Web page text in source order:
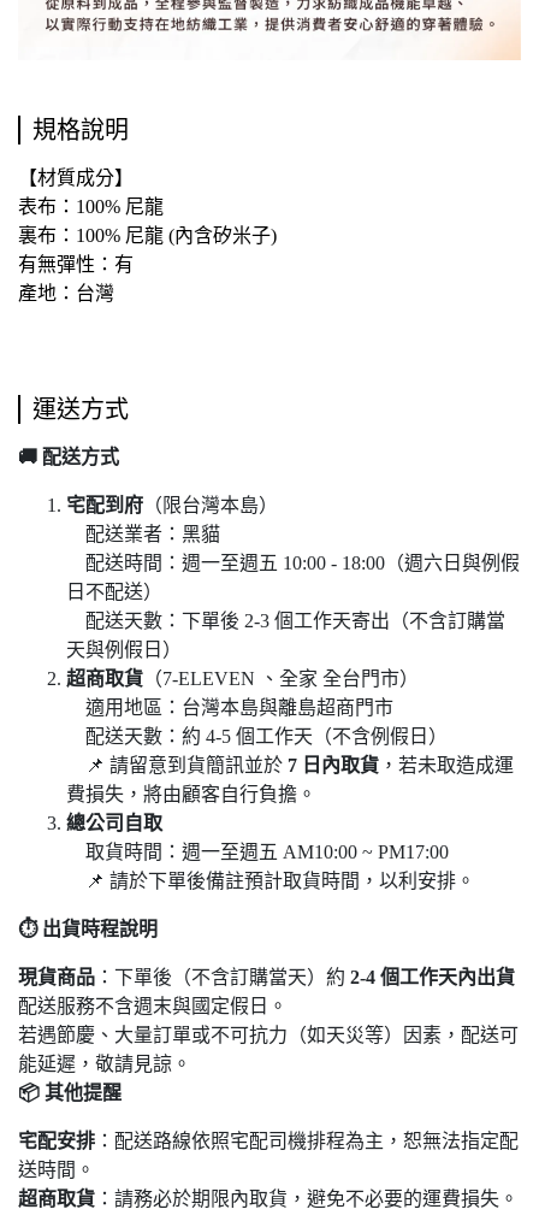
規格說明
【材質成分】
表布：100% 尼龍
裏布：100% 尼龍 (內含矽米子)
有無彈性：有
產地：台灣
運送方式
🚚 配送方式
宅配到府 （限台灣本島）
配送業者：黑貓
配送時間：週一至週五 10:00 - 18:00（週六日與例假
日不配送）
配送天數：下單後 2-3 個工作天寄出（不含訂購當
天與例假日）
超商取貨 （7-ELEVEN 、全家 全台門市）
適用地區：台灣本島與離島超商門市
配送天數：約 4-5 個工作天（不含例假日）
📌 請留意到貨簡訊並於 7 日內取貨 ，若未取造成運
費損失，將由顧客自行負擔。
總公司自取
取貨時間：週一至週五 AM10:00 ~ PM17:00
📌 請於下單後備註預計取貨時間，以利安排。
⏱ 出貨時程說明
現貨商品 ：下單後（不含訂購當天）約 2-4 個工作天內出貨
配送服務不含週末與國定假日。
若遇節慶、大量訂單或不可抗力（如天災等）因素，配送可
能延遲，敬請見諒。
📦 其他提醒
宅配安排 ：配送路線依照宅配司機排程為主，恕無法指定配
送時間。
超商取貨 ：請務必於期限內取貨，避免不必要的運費損失。